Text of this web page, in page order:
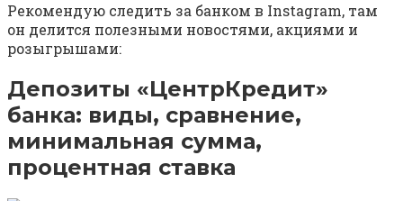
Рекомендую следить за банком в Instagram, там
он делится полезными новостями, акциями и
розыгрышами:
Депозиты «ЦентрКредит»
банка: виды, сравнение,
минимальная сумма,
процентная ставка